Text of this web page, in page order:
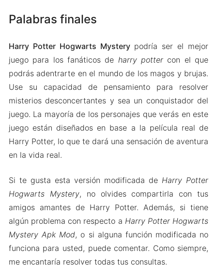
Palabras finales
Harry Potter Hogwarts Mysterypodría ser el mejor
juego para los fanáticos de harry potter con el que
podrás adentrarte en el mundo de los magos y brujas.
Use su capacidad de pensamiento para resolver
misterios desconcertantes y sea un conquistador del
juego. La mayoría de los personajes que verás en este
juego están diseñados en base a la película real de
Harry Potter, lo que te dará una sensación de aventura
en la vida real.
Si te gusta esta versión modificada de Harry Potter
Hogwarts Mystery, no olvides compartirla con tus
amigos amantes de Harry Potter. Además, si tiene
algún problema con respecto a Harry Potter Hogwarts
Mystery Apk Mod, o si alguna función modificada no
funciona para usted, puede comentar. Como siempre,
me encantaría resolver todas tus consultas.